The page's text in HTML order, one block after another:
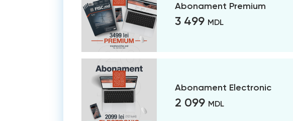
Abonament Premium
3 499 MDL
Abonament Electronic
2 099 MDL